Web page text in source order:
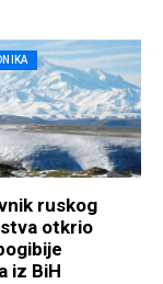
ruskog
otkrio
iz BiH